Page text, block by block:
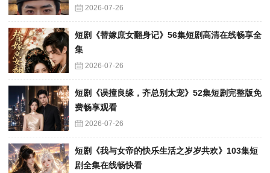
2026-07-26
短剧《替嫁庶女翻身记》56集短剧高清在线畅享全
集
2026-07-26
短剧《误撞良缘，齐总别太宠》52集短剧完整版免
费畅享观看
2026-07-26
短剧《我与女帝的快乐生活之岁岁共欢》103集短
剧全集在线畅快看